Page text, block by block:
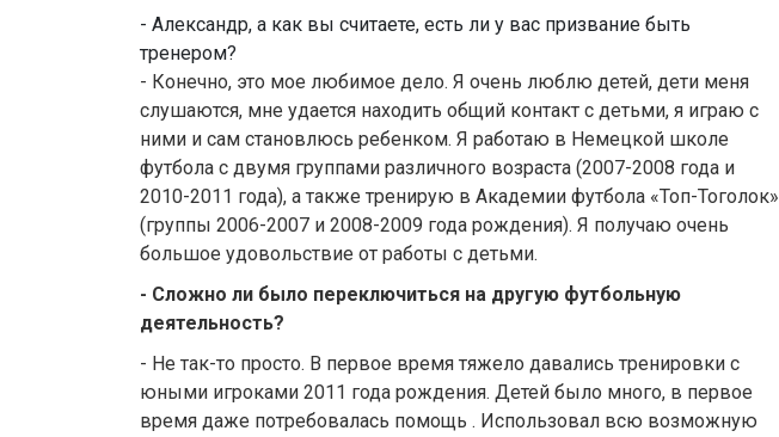
- Александр, а как вы считаете, есть ли у вас призвание быть
тренером?
- Конечно, это мое любимое дело. Я очень люблю детей, дети меня
слушаются, мне удается находить общий контакт с детьми, я играю с
ними и сам становлюсь ребенком. Я работаю в Немецкой школе
футбола с двумя группами различного возраста (2007-2008 года и
2010-2011 года), а также тренирую в Академии футбола «Топ-Тоголок»
(группы 2006-2007 и 2008-2009 года рождения). Я получаю очень
большое удовольствие от работы с детьми.
- Сложно ли было переключиться на другую футбольную
деятельность?
- Не так-то просто. В первое время тяжело давались тренировки с
юными игроками 2011 года рождения. Детей было много, в первое
время даже потребовалась помощь . Использовал всю возможную